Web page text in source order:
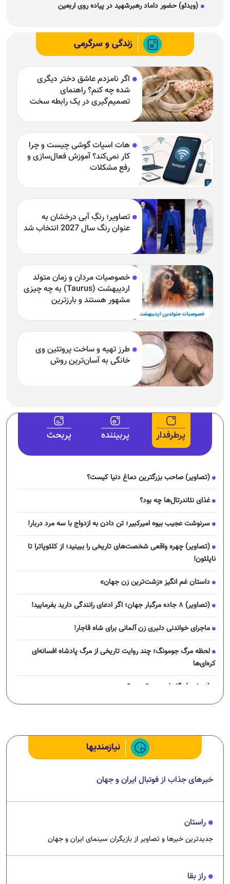
(ویدئو) حضور داماد رهبرشهید در پیاده روی اربعین
زندگی و سرگرمی
اگر نامزدم عاشق دختر دیگری
شده چه کنم؟ راهنمای
تصمیم‌گیری در یک رابطه سخت
هات اسپات گوشی چیست و چرا
کار نمی‌کند؟ آموزش فعال‌سازی و
رفع مشکلات
تصاویر؛ رنگِ آبی درخشان به
عنوان رنگ سال 2027 انتخاب شد
خصوصیات مردان و زمان متولد
اردیبهشت (Taurus) به چه چیزی
مشهور هستند و بارزترین
طرز تهیه و ساخت پروتئین وی
خانگی به آسان‌ترین روش
پرطرفدار پربیننده پربحث
(تصاویر) صاحب بزرگترین دماغ دنیا کیست؟
غذای نئاندرتال‌ها چه بود؟
سرنوشت عجیب بیوه امیرکبیر؛ تن دادن به ازدواج با سه مرد دربار!
(تصاویر) چهره واقعی شخصت‌های تاریخی را ببینید؛ از کلئوپاترا تا
ناپلئون!
داستان غم انگیز «زشت‌ترین زن جهان»
(تصاویر) ۸ جاده مرگبار جهان؛ اگر ادعای رانندگی دارید بفرمایید!
ماجرای خواندنی دلبری زن آلمانی برای شاه قاجار!
لحظه مرگ جومونگ؛ چند روایت تاریخی از مرگ پادشاه افسانه‌ای
کره‌ای‌ها
(تصاویر) نگار فرهمند کیست؟
نیازمندیها
خبرهای جذاب از فوتبال ایران و جهان
راستان
جدیدترین خبرها و تصاویر از بازیگران سینمای ایران و جهان
راز بقا